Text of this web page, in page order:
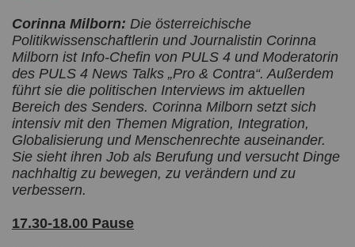
Corinna Milborn: Die österreichische
Politikwissenschaftlerin und Journalistin Corinna
Milborn ist Info-Chefin von PULS 4 und Moderatorin
des PULS 4 News Talks „Pro & Contra“. Außerdem
führt sie die politischen Interviews im aktuellen
Bereich des Senders. Corinna Milborn setzt sich
intensiv mit den Themen Migration, Integration,
Globalisierung und Menschenrechte auseinander.
Sie sieht ihren Job als Berufung und versucht Dinge
nachhaltig zu bewegen, zu verändern und zu
verbessern.
17.30-18.00 Pause